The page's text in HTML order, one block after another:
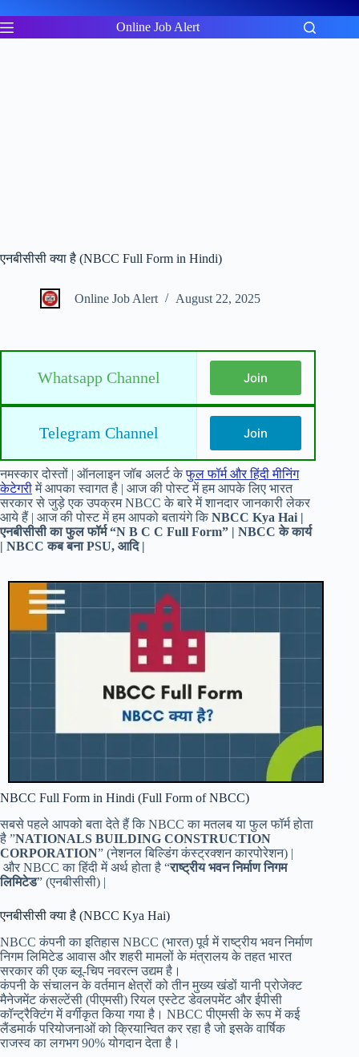
to
content
Online Job Alert
एनबीसीसी क्या है (NBCC Full Form in Hindi)
Online Job Alert August 22, 2025
Whatsapp Channel Join
Telegram Channel Join
नमस्कार दोस्तों | ऑनलाइन जॉब अलर्ट केफुल फॉर्म और हिंदी मीनिंग
केटेगरीमें आपका स्वागत है | आज की पोस्ट में हम आपके लिए भारत
सरकार से जुड़े एक उपक्रम NBCC के बारे में शानदार जानकारी लेकर
आये हैं | आज की पोस्ट में हम आपको बतायंगे कि NBCC Kya Hai |
एनबीसीसी का फुल फॉर्म “N B C C Full Form” | NBCC के कार्य
| NBCC कब बना PSU, आदि |
NBCC Full Form in Hindi (Full Form of NBCC)
सबसे पहले आपको बता देते हैं कि NBCC का मतलब या फुल फॉर्म होता
है ”NATIONALS BUILDING CONSTRUCTION
CORPORATION” (नेशनल बिल्डिंग कंस्ट्रक्शन कारपोरेशन) |
और NBCC का हिंदी में अर्थ होता है “राष्ट्रीय भवन निर्माण निगम
लिमिटेड” (एनबीसीसी) |
एनबीसीसी क्या है (NBCC Kya Hai)
NBCC कंपनी का इतिहास NBCC (भारत) पूर्व में राष्ट्रीय भवन निर्माण
निगम लिमिटेड आवास और शहरी मामलों के मंत्रालय के तहत भारत
सरकार की एक ब्लू-चिप नवरत्न उद्यम है।
कंपनी के संचालन के वर्तमान क्षेत्रों को तीन मुख्य खंडों यानी प्रोजेक्ट
मैनेजमेंट कंसल्टेंसी (पीएमसी) रियल एस्टेट डेवलपमेंट और ईपीसी
कॉन्ट्रैक्टिंग में वर्गीकृत किया गया है। NBCC पीएमसी के रूप में कई
लैंडमार्क परियोजनाओं को क्रियान्वित कर रहा है जो इसके वार्षिक
राजस्व का लगभग 90% योगदान देता है।